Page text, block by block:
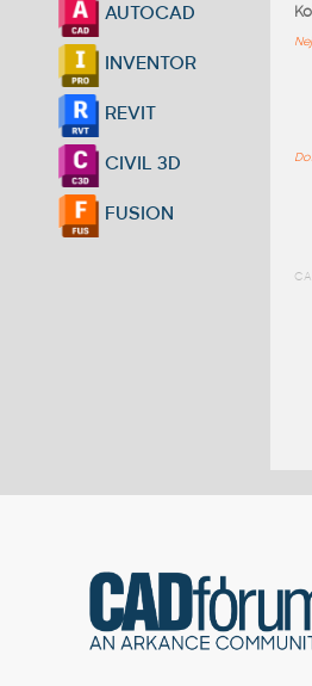
AUTOCAD
INVENTOR
REVIT
CIVIL 3D
FUSION